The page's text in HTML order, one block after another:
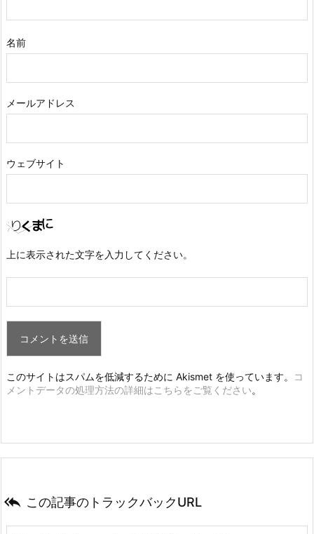
名前
メールアドレス
ウェブサイト
上に表示された文字を入力してください。
このサイトはスパムを低減するために Akismet を使っています。
コ
メントデータの処理方法の詳細はこちらをご覧ください。
 この記事のトラックバックURL